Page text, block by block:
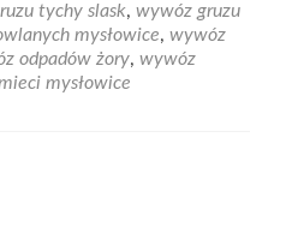
tychy slask, wywóz gruzu
mysłowice, wywóz
odpadów żory, wywóz
mysłowice